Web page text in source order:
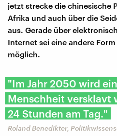
jetzt strecke die chinesische
Afrika und auch über die
aus. Gerade über
Internet sei eine andere
möglich.
"Im Jahr 2050 wird
Menschheit versklavt
24 Stunden am Tag."
Roland Benedikter,